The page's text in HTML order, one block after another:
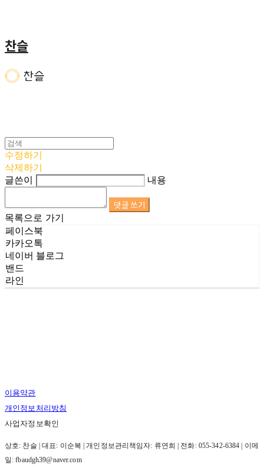
찬슬
수정하기
삭제하기
글쓴이
내용
댓글 쓰기
목록으로 가기
페이스북
카카오톡
네이버 블로그
밴드
라인
이용약관
개인정보처리방침
사업자정보확인
상호: 찬슬 | 대표: 이순복 | 개인정보관리책임자: 류연희 | 전화: 055-342-6384 | 이메
일: fbaudgh39@naver.com